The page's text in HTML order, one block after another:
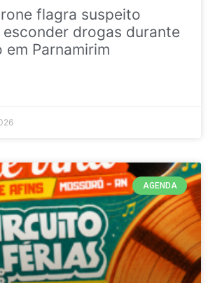
flagra suspeito
drogas durante
em Parnamirim
AGENDA